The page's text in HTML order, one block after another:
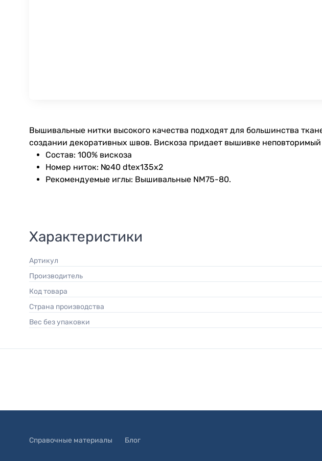
Вышивальные нитки высокого качества подходят для большинства
создании декоративных швов. Вискоза придает вышивке
Состав: 100% вискоза
Номер ниток: №40 dtex135x2
Рекомендуемые иглы: Вышивальные NM75-80.
Характеристики
Артикул
Производитель
Код товара
Страна производства
Вес без упаковки
Справочные материалы Блог